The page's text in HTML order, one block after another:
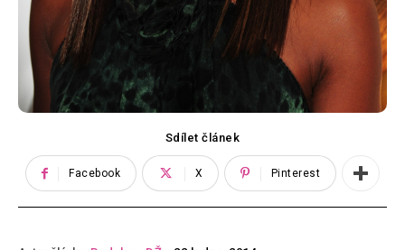
Sdílet článek
Facebook X Pinterest